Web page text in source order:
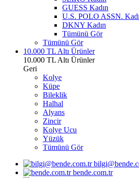
GUESS Kadın
U.S. POLO ASSN.
DKNY Kadın
Tümünü Gör
Tümünü Gör
10.000 TL Altı Ürünler
10.000 TL Altı Ürünler
Geri
Kolye
Küpe
Bileklik
Halhal
Alyans
Zincir
Kolye Ucu
Yüzük
Tümünü Gör
bende.com.tr